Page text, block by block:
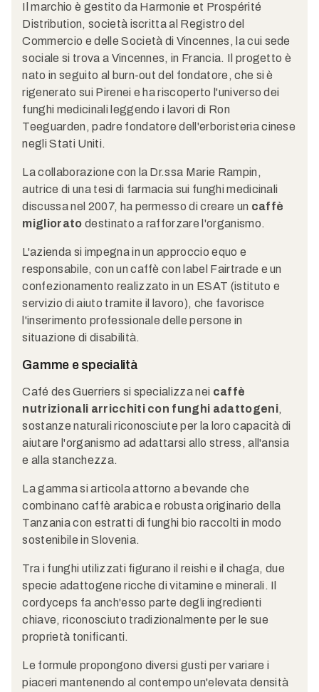
Il marchio è gestito da Harmonie et Prospérité
Distribution, società iscritta al Registro del
Commercio e delle Società di Vincennes, la cui sede
sociale si trova a Vincennes, in Francia. Il progetto è
nato in seguito al burn-out del fondatore, che si è
rigenerato sui Pirenei e ha riscoperto l'universo dei
funghi medicinali leggendo i lavori di Ron
Teeguarden, padre fondatore dell'erboristeria cinese
negli Stati Uniti.
La collaborazione con la Dr.ssa Marie Rampin,
autrice di una tesi di farmacia sui funghi medicinali
discussa nel 2007, ha permesso di creare un caffè
migliorato destinato a rafforzare l'organismo.
L'azienda si impegna in un approccio equo e
responsabile, con un caffè con label Fairtrade e un
confezionamento realizzato in un ESAT (istituto e
servizio di aiuto tramite il lavoro), che favorisce
l'inserimento professionale delle persone in
situazione di disabilità.
Gamme e specialità
Café des Guerriers si specializza nei caffè
nutrizionali arricchiti con funghi adattogeni,
sostanze naturali riconosciute per la loro capacità di
aiutare l'organismo ad adattarsi allo stress, all'ansia
e alla stanchezza.
La gamma si articola attorno a bevande che
combinano caffè arabica e robusta originario della
Tanzania con estratti di funghi bio raccolti in modo
sostenibile in Slovenia.
Tra i funghi utilizzati figurano il reishi e il chaga, due
specie adattogene ricche di vitamine e minerali. Il
cordyceps fa anch'esso parte degli ingredienti
chiave, riconosciuto tradizionalmente per le sue
proprietà tonificanti.
Le formule propongono diversi gusti per variare i
piaceri mantenendo al contempo un'elevata densità